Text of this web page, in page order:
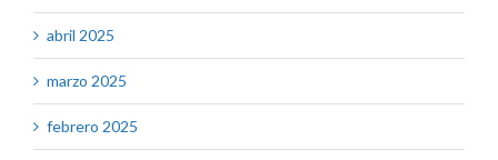
abril 2025
marzo 2025
febrero 2025